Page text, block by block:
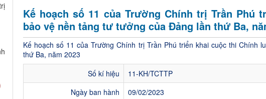
Kế hoạch số 11 của Trường Chính trị Trần Phú
bảo vệ nền tảng tư tưởng của Đảng lần thứ Ba,
Kế hoạch số 11 của Trường Chính trị Trần Phú triển khai cuộc thi Chính
thứ Ba, năm 2023
Số kí hiệu
11-KH/TCTTP
Ngày ban hành
09/02/2023